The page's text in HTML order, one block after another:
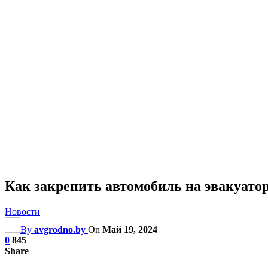
Как закрепить автомобиль на
Новости
By avgrodno.by On Май 19, 2024
0 845
Share